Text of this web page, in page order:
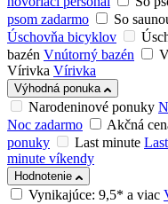
psom zadarmo
So
Úschovňa bicyklov
bazén Vnútorný bazén
Vírivka Vírivka
Výhodná ponuka
Narodeninové ponuky
Noc zadarmo
Akčná
ponuky
Last minute
minute víkendy
Hodnotenie
Vynikajúce: 9,5* a viac